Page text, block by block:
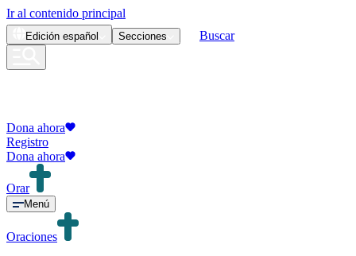
Ir al contenido principal
Edición español Secciones Buscar
Dona ahora
Registro
Dona ahora
Orar
Menú
Oraciones